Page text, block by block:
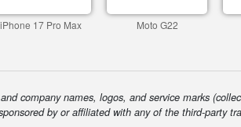
iPhone 17 Pro Max Moto G22
company names, logos, and service marks
by or affiliated with any of the third-party